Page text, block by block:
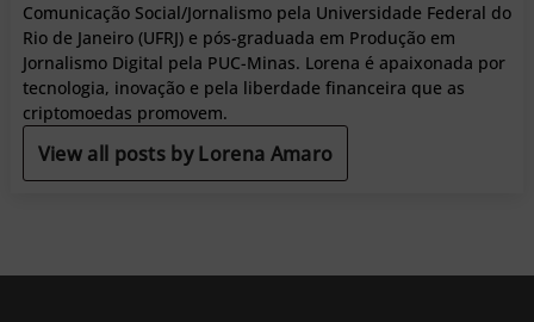
Comunicação Social/Jornalismo pela Universidade Federal do
Rio de Janeiro (UFRJ) e pós-graduada em Produção em
Jornalismo Digital pela PUC-Minas. Lorena é apaixonada por
tecnologia, inovação e pela liberdade financeira que as
criptomoedas promovem.
View all posts by Lorena Amaro